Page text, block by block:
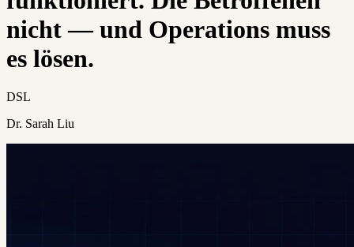
nicht — und Operations muss
es lösen.
DSL
Dr. Sarah Liu